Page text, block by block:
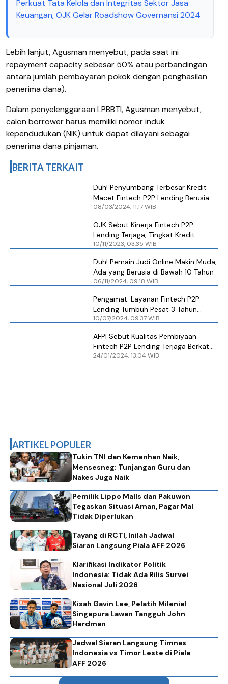
Perkuat Tata Kelola dan Integritas Sektor Jasa
Keuangan, OJK Gelar Roadshow Governansi 2024
Lebih lanjut, Agusman menyebut, pada saat ini
repayment capacity sebesar 50% atau perbandingan
antara jumlah pembayaran pokok dengan penghasilan
penerima dana).
Dalam penyelenggaraan LPBBTI, Agusman menyebut,
calon borrower harus memiliki nomor induk
kependudukan (NIK) untuk dapat dilayani sebagai
penerima dana pinjaman.
BERITA TERKAIT
Duh! Penyumbang Terbesar Kredit
Macet Fintech P2P Lending Berusia di
Bawah 34 Tahun
08/03/2024, 11.17 WIB
OJK Sebut Kinerja Fintech P2P
Lending Terjaga, Tingkat Kredit
Macet hanya 2,82%
10/11/2023, 03.35 WIB
Duh! Pemain Judi Online Makin Muda,
Ada yang Berusia di Bawah 10 Tahun
06/11/2024, 09.18 WIB
Pengamat: Layanan Fintech P2P
Lending Tumbuh Pesat 3 Tahun
Terakhir
10/07/2024, 09.37 WIB
AFPI Sebut Kualitas Pembiyaan
Fintech P2P Lending Terjaga Berkat
Inovasi Teknologi
24/01/2024, 13.04 WIB
ARTIKEL POPULER
Tukin TNI dan Kemenhan Naik,
Mensesneg: Tunjangan Guru dan
Nakes Juga Naik
Pemilik Lippo Malls dan Pakuwon
Tegaskan Situasi Aman, Pagar Mal
Tidak Diperlukan
Tayang di RCTI, Inilah Jadwal
Siaran Langsung Piala AFF 2026
Klarifikasi Indikator Politik
Indonesia: Tidak Ada Rilis Survei
Nasional Juli 2026
Kisah Gavin Lee, Pelatih Milenial
Singapura Lawan Tangguh John
Herdman
Jadwal Siaran Langsung Timnas
Indonesia vs Timor Leste di Piala
AFF 2026